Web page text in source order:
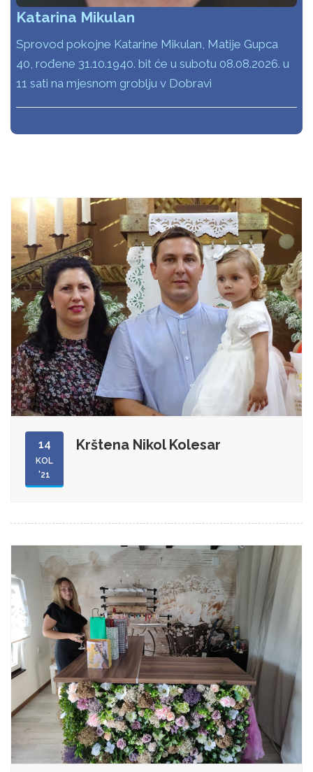
Katarina Mikulan
Sprovod pokojne Katarine Mikulan, Matije Gupca
40, rođene 31.10.1940. bit će u subotu 08.08.2026. u
11 sati na mjesnom groblju v Dobravi
14
KOL
'21
Krštena Nikol Kolesar